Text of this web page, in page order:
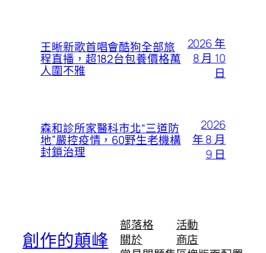
王晰新歌首唱會酷狗全部旅
程直播，超182台包養價格萬
人圍不雅
2026 年
8 月 10
日
森和診所家醫科市北“三道防
地”嚴控疫情，60野生老機構
封鎖治理
2026
年 8 月
9 日
創作的顛峰
部落格
關於
活動
商店